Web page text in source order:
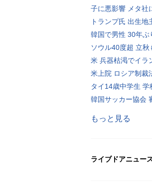
子に悪影響 メタ社
トランプ氏 出生地
韓国で男性 30年ぶ
ソウル40度超 立秋
米 兵器枯渇でイラ
米上院 ロシア制裁
タイ14歳中学生 学
韓国サッカー協会
もっと見る
ライブドアニュー